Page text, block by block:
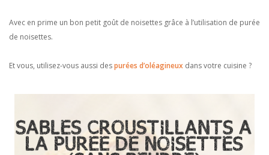
Avec en prime un bon petit goût de noisettes grâce à l’utilisation de purée
de noisettes.
Et vous, utilisez-vous aussi despurées d’oléagineux dans votre cuisine ?